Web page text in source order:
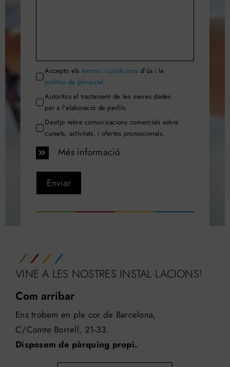
Accepto els termes i condicions d'ús i la
política de privacitat.
Autoritzo el tractament de les meves dades
per a l'elaboració de perfils.
Desitjo rebre comunicacions comercials sobre
cursets, activitats, i ofertes promocionals.
Més informació
Enviar
VINE A LES NOSTRES INSTAL·LACIONS!
Com arribar
Ens trobem en ple cor de Barcelona,
C/Comte Borrell, 21-33.
Disposem de pàrquing propi.